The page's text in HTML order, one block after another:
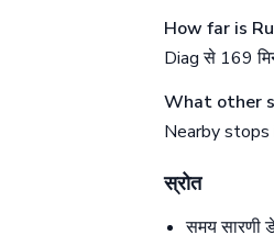
How far is
Diag से 169
What other
Nearby stops
स्रोत
समय सारणी